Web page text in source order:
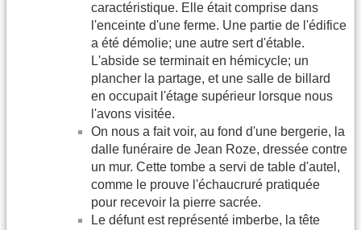
caractéristique. Elle était comprise dans
l'enceinte d'une ferme. Une partie de l'édifice
a été démolie; une autre sert d'étable.
L'abside se terminait en hémicycle; un
plancher la partage, et une salle de billard
en occupait l'étage supérieur lorsque nous
l'avons visitée.
On nous a fait voir, au fond d'une bergerie, la
dalle funéraire de Jean Roze, dressée contre
un mur. Cette tombe a servi de table d'autel,
comme le prouve l'échaucruré pratiquée
pour recevoir la pierre sacrée.
Le défunt est représenté imberbe, la tête